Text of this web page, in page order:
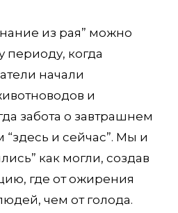
из рая” можно
периоду, когда
начали
и
забота о завтрашнем
и сейчас”. Мы и
как могли, создав
где от ожирения
чем от голода.